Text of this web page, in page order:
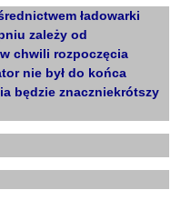
ładowarki
zależy od
chwili rozpoczęcia
nie był do końca
będzie znaczniekrótszy